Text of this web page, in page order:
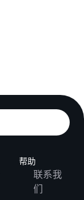
帮助
联系我
们